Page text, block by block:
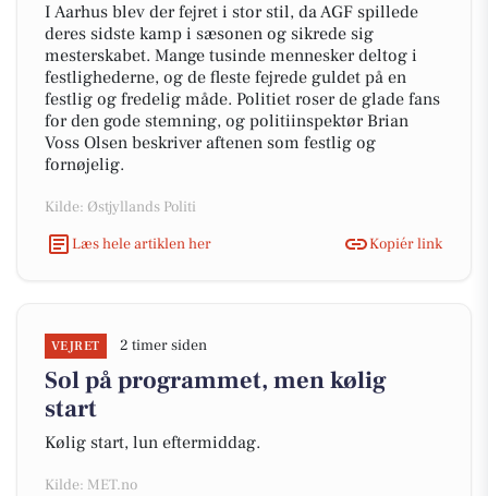
I Aarhus blev der fejret i stor stil, da AGF spillede
deres sidste kamp i sæsonen og sikrede sig
mesterskabet. Mange tusinde mennesker deltog i
festlighederne, og de fleste fejrede guldet på en
festlig og fredelig måde. Politiet roser de glade fans
for den gode stemning, og politiinspektør Brian
Voss Olsen beskriver aftenen som festlig og
fornøjelig.
Kilde: Østjyllands Politi
Læs hele artiklen her
Kopiér link
VEJRET 2 timer siden
Sol på programmet, men kølig
start
Kølig start, lun eftermiddag.
Kilde: MET.no